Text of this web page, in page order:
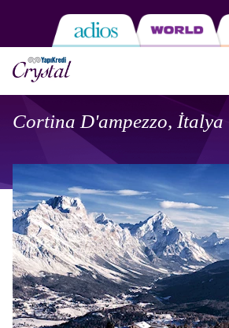
Cortina D'ampezzo, İtalya